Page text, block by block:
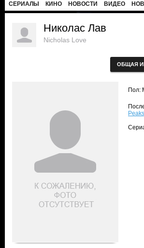
СЕРИАЛЫ КИНО НОВОСТИ ВИДЕО
Николас Лав
Nicholas Love
ОБЩАЯ
Пол: